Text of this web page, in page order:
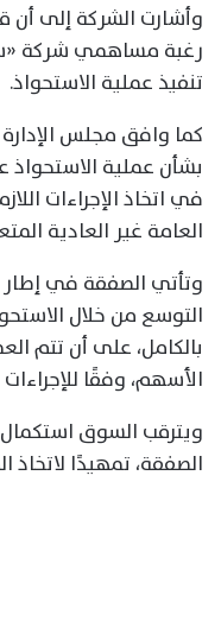
وأشارت الشركة إلى أن
رغبة مساهمي شركة
تنفيذ عملية الاستحواذ.
كما وافق مجلس
بشأن عملية الاستحواذ
في اتخاذ الإجراءات
العامة غير العادية
وتأتي الصفقة في إطار
التوسع من خلال
بالكامل، على أن تتم
الأسهم، وفقًا
ويترقب السوق استكمال
الصفقة، تمهيدًا لاتخاذ